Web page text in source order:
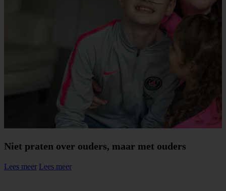
Niet praten over ouders, maar met ouders
Lees meer Lees meer